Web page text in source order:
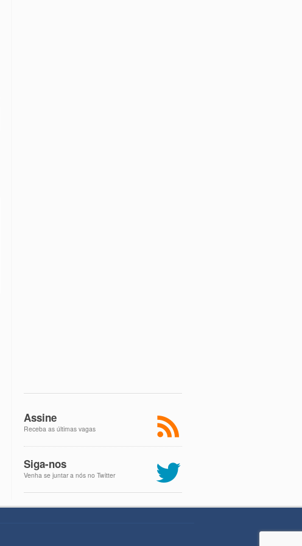
Assine
Receba as últimas vagas
Siga-nos
Venha se juntar a nós no Twitter